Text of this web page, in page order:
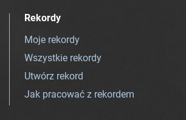
Rekordy
Moje rekordy
Wszystkie rekordy
Utwórz rekord
Jak pracować z rekordem